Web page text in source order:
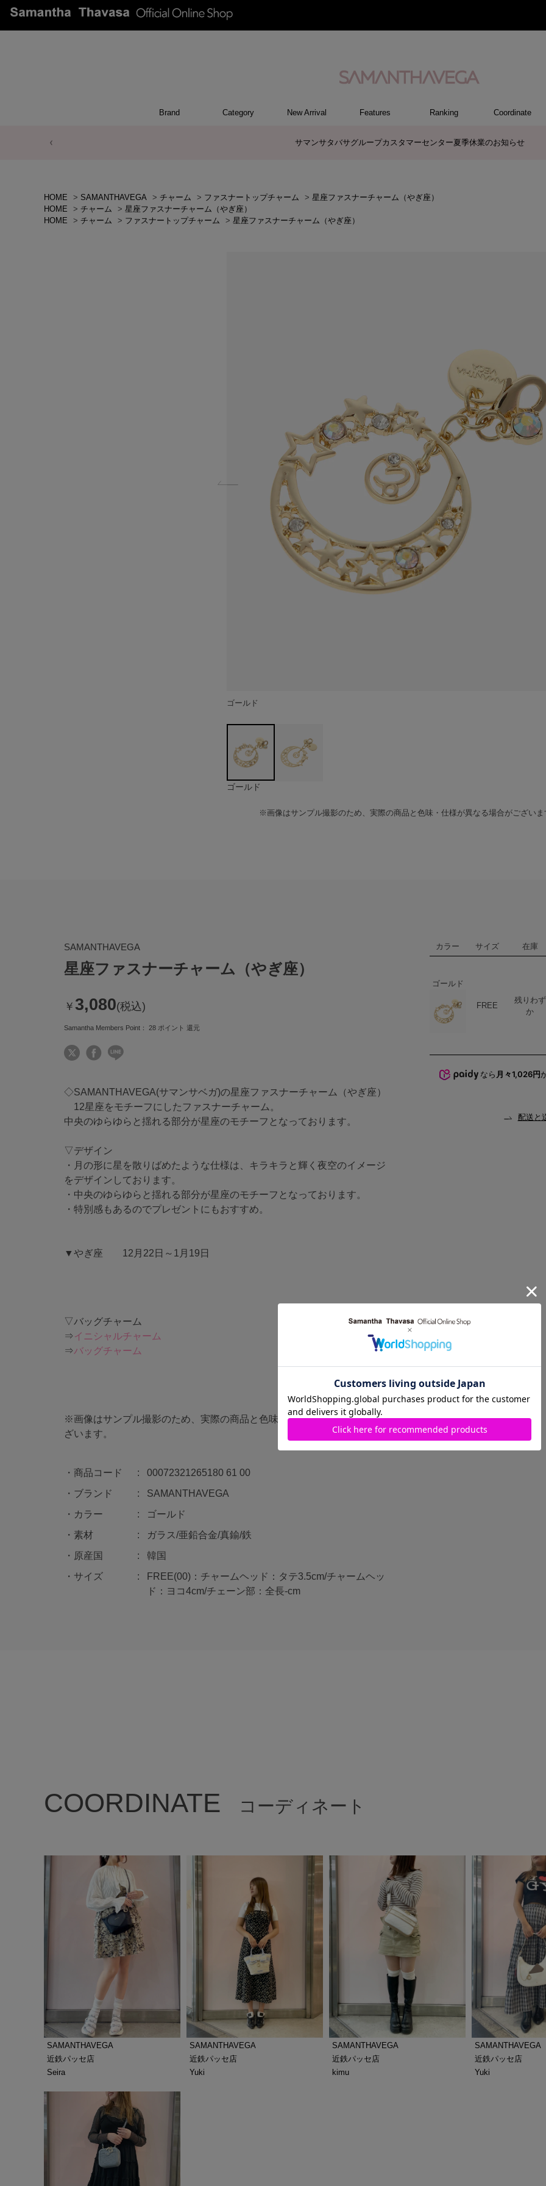
Brand Category
ハンドバッグ
トートバッグ/ブリーフ
ショルダーバッグ/ミニバッグ
ボストンバッグ
リュック/バックパック
バッグその他
パソコンケース/パソコンバッグ
A4対応/通勤通学バッグ
長財布
折財布/ミニ財布
コインケース/マルチケース
財布・小物その他
ポーチ
カードケース/名刺入れ
キーケース
パスケース
モバイルグッズ
ケース/ポーチその他
ファスナートップチャーム
バッグチャーム
チャームその他
リング
ネックレス
ピアス
イヤリング
ブレスレット/バングル
アクセサリーその他
トップス
ボトム
ワンピース
ジャケット/アウター
ファッショングッズ
アパレルその他
ポロシャツ(半袖)
ポロシャツ(長袖)
プルオーバー
パーカー
セーター/ベスト
ワンピース
New Arrival Features Ranking Coordinate
サマンサタバサグループカスタマーセンター夏季休業のお知らせ
HOME > SAMANTHAVEGA > チャーム > ファスナートップチャーム > 星座ファスナーチャーム（やぎ座）
HOME
> チャーム > 星座ファスナーチャーム（やぎ座）
HOME
> チャーム > ファスナートップチャーム > 星座ファスナーチャーム（やぎ座）
ゴールド
ゴールド
※画像はサンプル撮影のため、実際の商品と色味・仕様が異なる場合がございま
SAMANTHAVEGA
星座ファスナーチャーム（やぎ座）
￥ 3,080(税込)
Samantha Members Point： 28ポイント 還元
◇SAMANTHAVEGA(サマンサベガ)の星座ファスナーチャーム（やぎ座）
12星座をモチーフにしたファスナーチャーム。
中央のゆらゆらと揺れる部分が星座のモチーフとなっております。
▽デザイン
・月の形に星を散りばめたような仕様は、キラキラと輝く夜空のイメージ
をデザインしております。
・中央のゆらゆらと揺れる部分が星座のモチーフとなっております。
・特別感もあるのでプレゼントにもおすすめ。
▼やぎ座 12月22日～1月19日
▽バッグチャーム
⇒イニシャルチャーム
⇒バッグチャーム
※画像はサンプル撮影のため、実際の商品と色味・仕様が異なる場合がご
ざいます。
商品コード
00072321265180 61 00
ブランド
SAMANTHAVEGA
カラー
ゴールド
素材
ガラス/亜鉛合金/真鍮/鉄
原産国
韓国
サイズ
FREE(00)：チャームヘッド：タテ3.5cm/チャームヘッ
ド：ヨコ4cm/チェーン部：全長-cm
カラー サイズ 在庫
ゴールド
FREE
残りわず
か
商品在庫
なら 月々1,026円
配送と
COORDINATE コーディネート
SAMANTHAVEGA
近鉄パッセ店
Seira
SAMANTHAVEGA
近鉄パッセ店
Yuki
SAMANTHAVEGA
近鉄パッセ店
kimu
SAMANTHAVEGA
近鉄パッセ店
Yuki